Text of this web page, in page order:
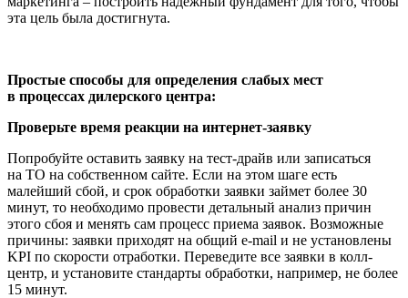
эта цель была достигнута.
Простые способы для определения слабых мест
в процессах дилерского центра:
Проверьте время реакции на интернет-заявку
Попробуйте оставить заявку на тест-драйв или записаться
на ТО на собственном сайте. Если на этом шаге есть
малейший сбой, и срок обработки заявки займет более 30
минут, то необходимо провести детальный анализ причин
этого сбоя и менять сам процесс приема заявок. Возможные
причины: заявки приходят на общий e-mail и не установлены
KPI по скорости отработки. Переведите все заявки в колл-
центр, и установите стандарты обработки, например, не более
15 минут.